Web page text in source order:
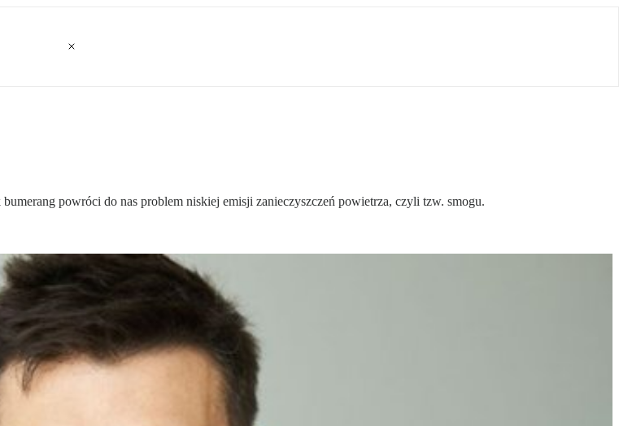
powróci do nas problem niskiej emisji zanieczyszczeń powietrza, czyli tzw. smogu.